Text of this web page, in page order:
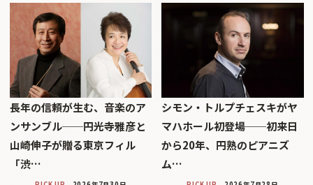
長年の信頼が生む、音楽のア
ンサンブル──円光寺雅彦と
山崎伸子が贈る東京フィル
「渋…
シモン・トルプチェスキがヤ
マハホール初登場──初来日
から20年、円熟のピアニズ
ム…